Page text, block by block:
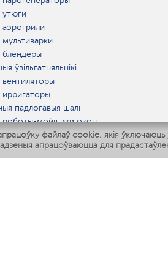
файлаў cookie, якія
апрацоўваюцца для
ўвільгатняльнікі
падлогавыя шалі
роботы-мойщики окон
мультиварки
IQ Home